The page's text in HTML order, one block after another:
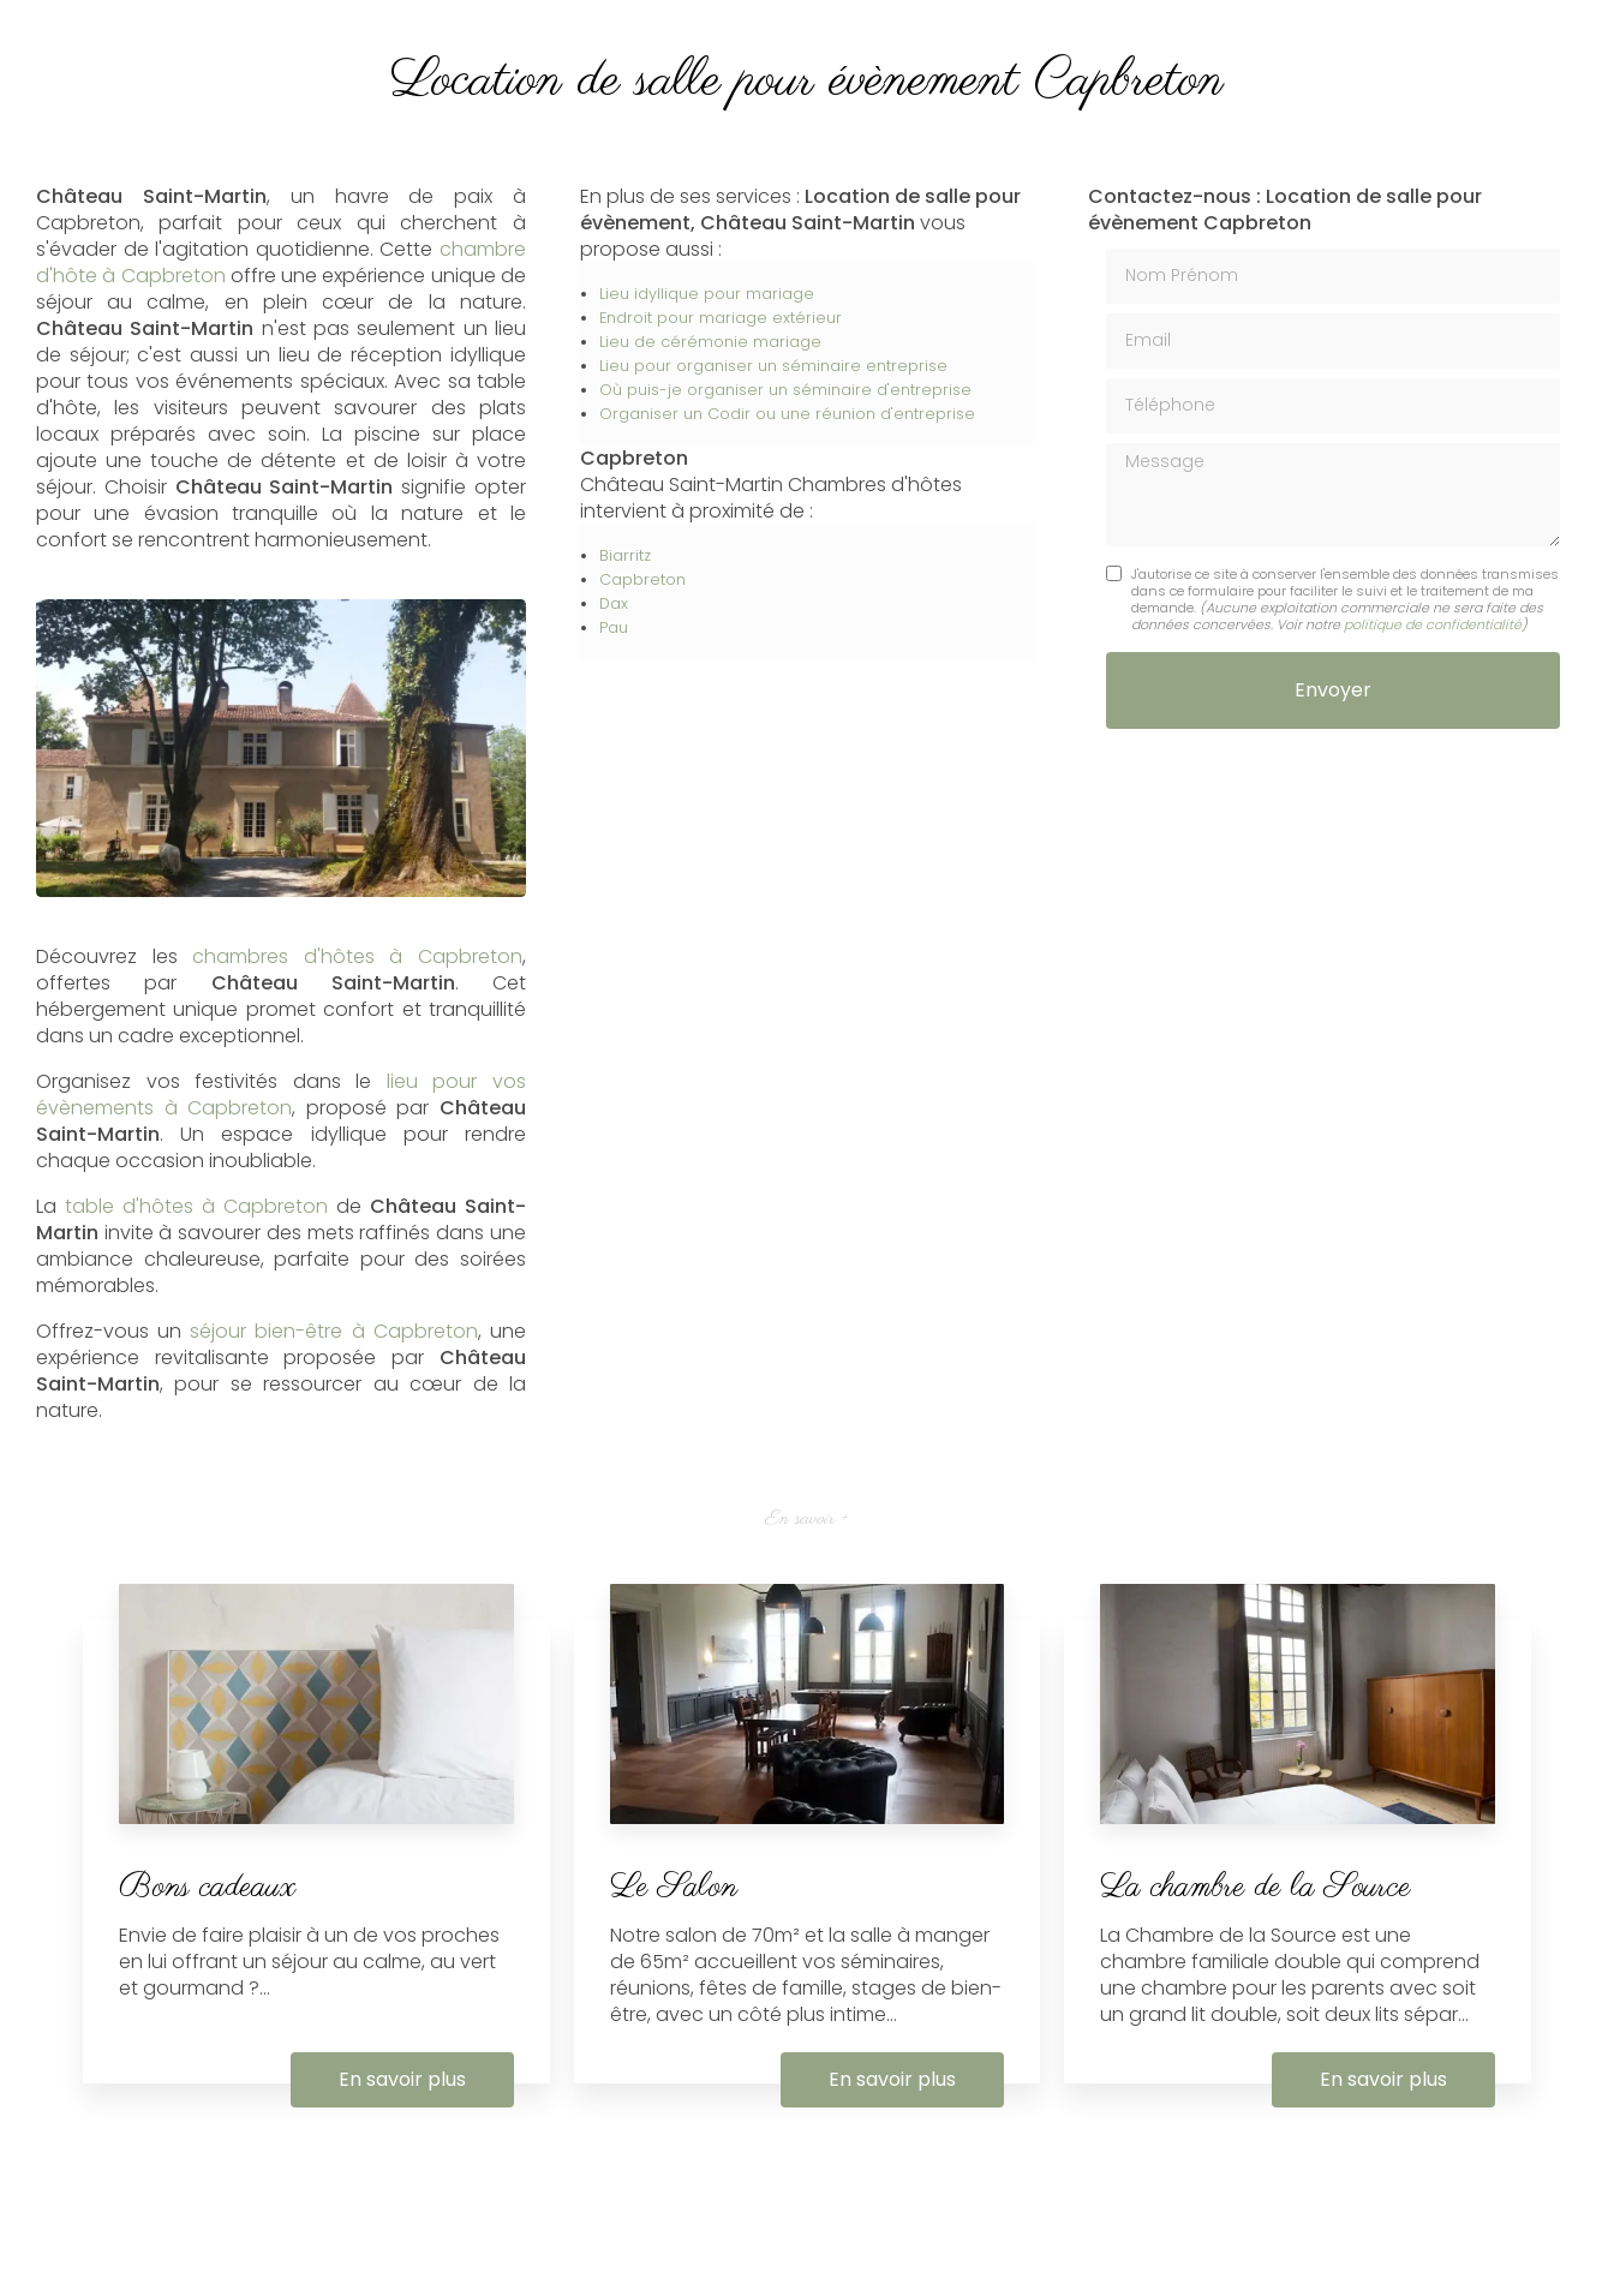
Location de salle pour évènement Capbreton
Château Saint-Martin, un havre de paix à
Capbreton, parfait pour ceux qui cherchent à
s'évader de l'agitation quotidienne. Cette chambre
d'hôte à Capbreton offre une expérience unique de
séjour au calme, en plein cœur de la nature.
Château Saint-Martin n'est pas seulement un lieu
de séjour; c'est aussi un lieu de réception idyllique
pour tous vos événements spéciaux. Avec sa table
d'hôte, les visiteurs peuvent savourer des plats
locaux préparés avec soin. La piscine sur place
ajoute une touche de détente et de loisir à votre
séjour. ChoisirChâteau Saint-Martin signifie opter
pour une évasion tranquille où la nature et le
confort se rencontrent harmonieusement.
Découvrez les chambres d'hôtes à Capbreton,
offertes par Château Saint-Martin. Cet
hébergement unique promet confort et tranquillité
dans un cadre exceptionnel.
Organisez vos festivités dans le lieu pour vos
évènements à Capbreton, proposé par Château
Saint-Martin. Un espace idyllique pour rendre
chaque occasion inoubliable.
La table d'hôtes à Capbreton de Château Saint-
Martin invite à savourer des mets raffinés dans une
ambiance chaleureuse, parfaite pour des soirées
mémorables.
Offrez-vous un séjour bien-être à Capbreton, une
expérience revitalisante proposée par Château
Saint-Martin, pour se ressourcer au cœur de la
nature.
En plus de ses services : Location de salle pour
évènement, Château Saint-Martin vous
propose aussi :
Lieu idyllique pour mariage
Endroit pour mariage extérieur
Lieu de cérémonie mariage
Lieu pour organiser un séminaire entreprise
Où puis-je organiser un séminaire d'entreprise
Organiser un Codir ou une réunion d'entreprise
Capbreton
Château Saint-Martin Chambres d'hôtes
intervient à proximité de :
Biarritz
Capbreton
Dax
Pau
Contactez-nous : Location de salle pour
évènement Capbreton
Message
J'autorise ce site à conserver l'ensemble des données transmises
dans ce formulaire pour faciliter le suivi et le traitement de ma
demande. (Aucune exploitation commerciale ne sera faite des
données concervées. Voir notre politique de confidentialité)
En savoir +
Bons cadeaux
Envie de faire plaisir à un de vos proches
en lui offrant un séjour au calme, au vert
et gourmand ?...
En savoir plus
Le Salon
Notre salon de 70m² et la salle à manger
de 65m² accueillent vos séminaires,
réunions, fêtes de famille, stages de bien-
être, avec un côté plus intime...
En savoir plus
La chambre de la Source
La Chambre de la Source est une
chambre familiale double qui comprend
une chambre pour les parents avec soit
un grand lit double, soit deux lits sépar...
En savoir plus